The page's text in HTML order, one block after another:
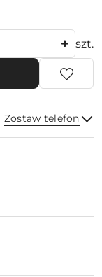
szt.
Zostaw telefon